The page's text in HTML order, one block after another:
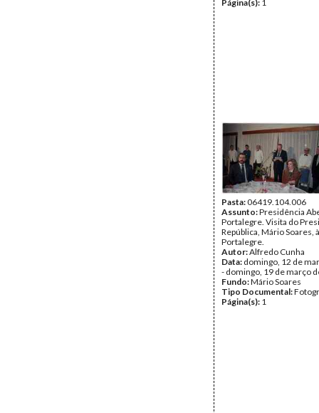
Página(s): 1
Pasta:06419.104.006
Assunto:Presidência
Portalegre. Visita do
República, Mário Soares,
Portalegre.
Autor:Alfredo Cunha
Data: domingo, 12 de
- domingo, 19 de março
Fundo:Mário Soares
Tipo Documental:
Página(s): 1